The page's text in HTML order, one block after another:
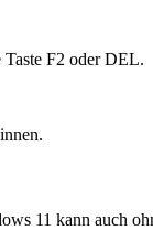
Taste F2 oder DEL.
11 kann auch